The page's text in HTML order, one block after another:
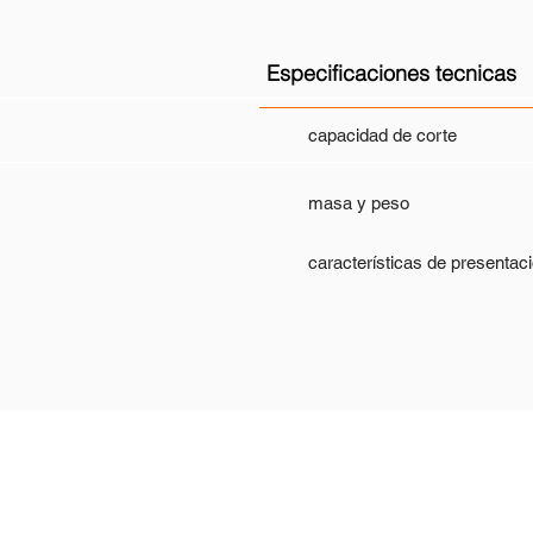
Especificaciones tecnicas
capacidad de corte
masa y peso
características de